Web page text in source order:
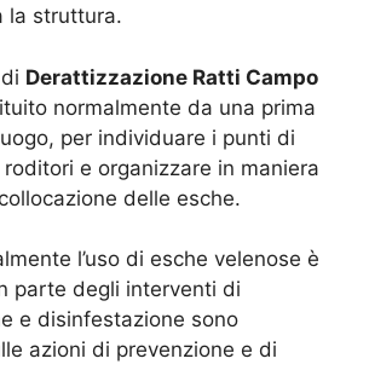
la struttura.
Derattizzazione Ratti Campo
normalmente da una prima
per individuare i punti di
e organizzare in maniera
delle esche.
l’uso di esche velenose è
parte degli interventi di
e disinfestazione sono
azioni di prevenzione e di